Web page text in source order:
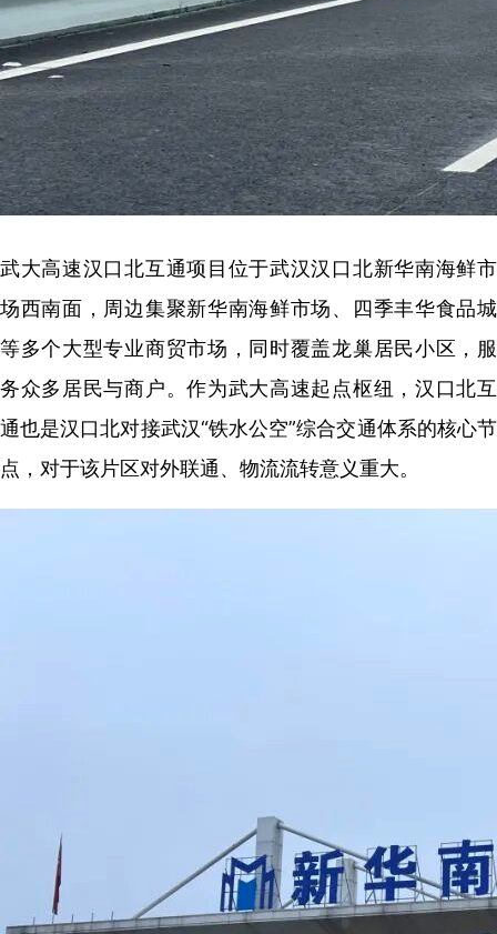
武大高速汉口北互通项目位于武汉汉口北新华南海鲜市
场西南面，周边集聚新华南海鲜市场、四季丰华食品城
等多个大型专业商贸市场，同时覆盖龙巢居民小区，服
务众多居民与商户。作为武大高速起点枢纽，汉口北互
通也是汉口北对接武汉“铁水公空”综合交通体系的核心节
点，对于该片区对外联通、物流流转意义重大。